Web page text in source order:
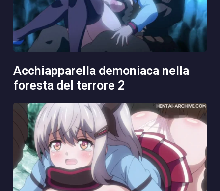
acchiapparella demoniaca nella
foresta del terrore 2